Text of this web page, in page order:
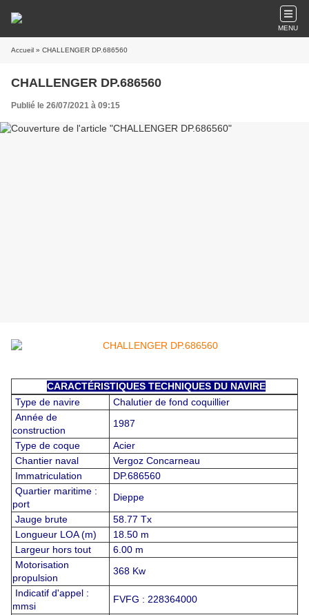
MENU
Accueil » CHALLENGER DP.686560
CHALLENGER DP.686560
Publié le 26/07/2021 à 09:15
CARACTÉRISTIQUES TECHNIQUES DU NAVIRE
Type de navire
Chalutier de fond coquillier
Année de
construction
1987
Type de coque
Acier
Chantier naval
Vergoz Concarneau
Immatriculation
DP.686560
Quartier maritime :
port
Dieppe
Jauge brute
58.77 Tx
Longueur LOA (m)
18.50 m
Largeur hors tout
6.00 m
Motorisation
propulsion
368 Kw
Indicatif d'appel :
mmsi
FVFG : 228364000